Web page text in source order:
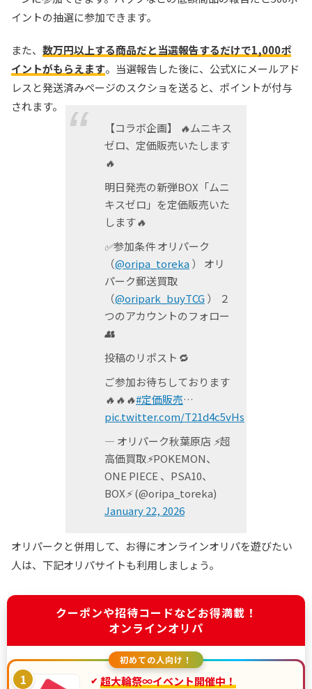
イントの抽選に参加できます。
また、 数万円以上する商品だと当選報告するだけで1,000ポ
イントがもらえます。当選報告した後に、公式Xにメールアド
レスと発送済みページのスクショを送ると、ポイントが付与
されます。
【コラボ企画】
🔥ムニキス
ゼロ、定価販売いたします
🔥
明日発売の新弾BOX「ムニ
キスゼロ」を定価販売いた
します🔥
✅参加条件オリパーク
（@oripa_toreka ）
オリ
パーク郵送買取
（@oripark_buyTCG ）
２
つのアカウントのフォロー
👥
投稿のリポスト🔁
ご参加お待ちしております
🔥🔥🔥#定価販売…
pic.twitter.com/T21d4c5vHs
— オリパーク秋葉原店 ⚡️超
高価買取⚡️POKEMON、
ONE PIECE 、PSA10、
BOX⚡️ (@oripa_toreka)
January 22, 2026
オリパークと併用して、お得にオンラインオリパを遊びたい
人は、下記オリパサイトも利用しましょう。
クーポンや招待コードなどお得満載！
オンラインオリパ
初めての人向け！
1
超大輪祭∞イベント開催中！